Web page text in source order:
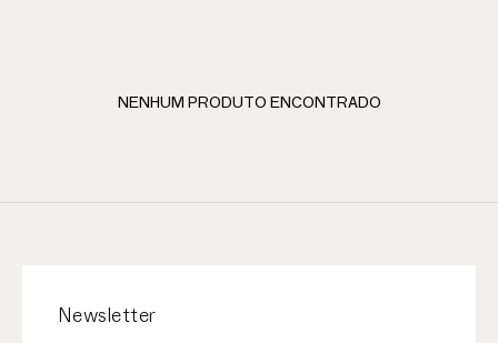
NENHUM PRODUTO ENCONTRADO
Newsletter